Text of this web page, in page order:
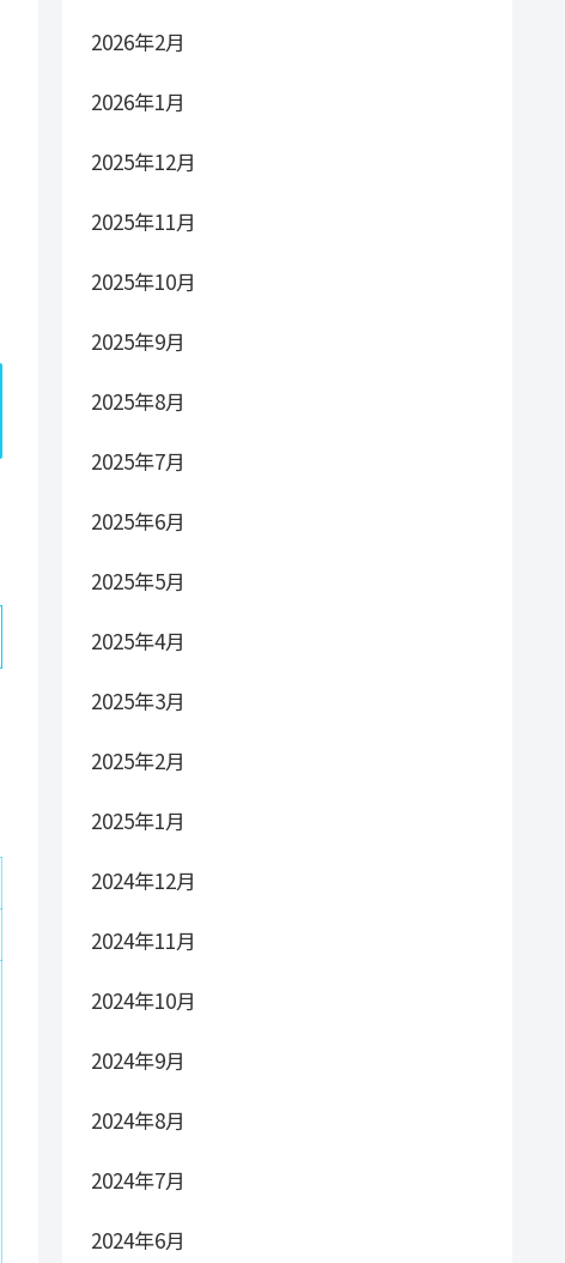
2026年2月
2026年1月
2025年12月
2025年11月
2025年10月
2025年9月
2025年8月
2025年7月
2025年6月
2025年5月
2025年4月
2025年3月
2025年2月
2025年1月
2024年12月
2024年11月
2024年10月
2024年9月
2024年8月
2024年7月
2024年6月